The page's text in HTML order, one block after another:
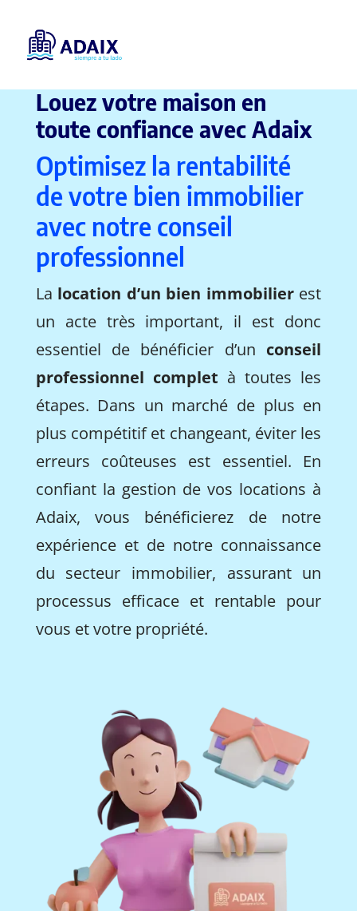
Louez votre maison en
toute confiance avec Adaix
Optimisez la rentabilité
de votre bien immobilier
avec notre conseil
professionnel
La location d’un bien immobilierest
un acte très important, il est donc
essentiel de bénéficier d’un conseil
professionnel complet à toutes les
étapes. Dans un marché de plus en
plus compétitif et changeant, éviter les
erreurs coûteuses est essentiel. En
confiant la gestion de vos locations à
Adaix, vous bénéficierez de notre
expérience et de notre connaissance
du secteur immobilier, assurant un
processus efficace et rentable pour
vous et votre propriété.